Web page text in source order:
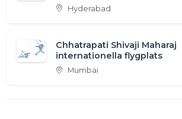
Hyderabad
Chhatrapati Shivaji Maharaj
internationella flygplats
Mumbai